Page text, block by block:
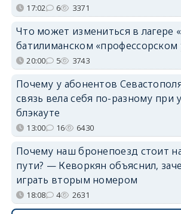
17:02 6 3371
Что может измениться в лагере
батилиманском «профессорском
20:00 5 3743
Почему у абонентов
связь вела себя по-разному при
блэкауте
13:00 16 6430
Почему наш бронепоезд стоит
пути? — Кеворкян объяснил,
играть вторым номером
18:08 4 2631